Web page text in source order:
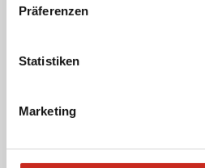
Präferenzen
Statistiken
Marketing
Ihre E-Mail-Adresse:
Adresse zu, damit ich den